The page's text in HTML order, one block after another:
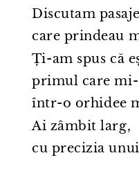
Discutam
care prindeau
Ți⁠-⁠am spus că
primul care
într⁠-⁠o orhidee
Ai zâmbit larg,
cu precizia